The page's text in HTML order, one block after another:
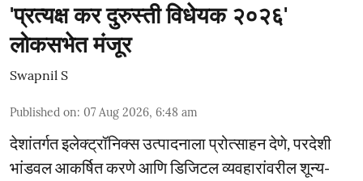
'प्रत्यक्ष कर दुरुस्ती विधेयक २०२६'
लोकसभेत मंजूर
Swapnil S
Published on: 07 Aug 2026, 6:48 am
देशांतर्गत इलेक्ट्रॉनिक्स उत्पादनाला प्रोत्साहन देणे, परदेशी
भांडवल आकर्षित करणे आणि डिजिटल व्यवहारांवरील शून्य-